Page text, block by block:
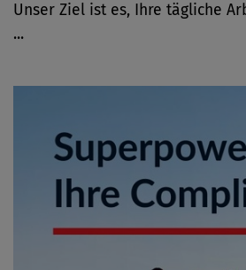
Unser Ziel ist es, Ihre tägliche
...